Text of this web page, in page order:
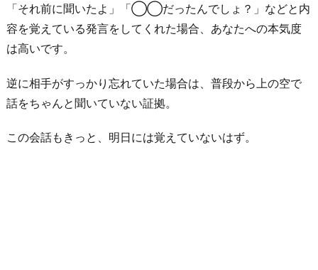
「それ前に聞いたよ」「◯◯だったんでしょ？」などと内
容を覚えている発言をしてくれた場合、あなたへの本気度
は高いです。
逆に相手がすっかり忘れていた場合は、普段から上の空で
話をちゃんと聞いていない証拠。
この会話もきっと、明日には覚えていないはず。